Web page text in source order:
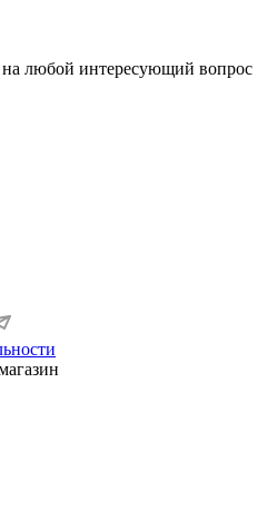
любой интересующий вопрос